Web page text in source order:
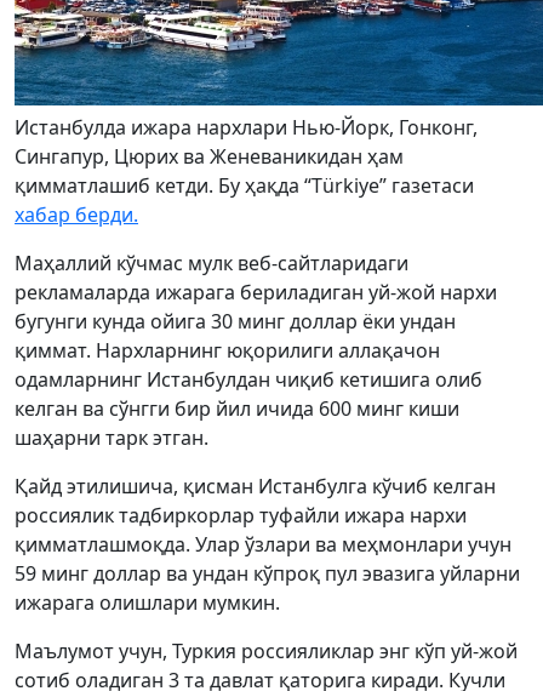
Истанбулда ижара нархлари Нью-Йорк, Гонконг,
Сингапур, Цюрих ва Женеваникидан ҳам
қимматлашиб кетди. Бу ҳақда “Тürkiyе” газетаси
хабар берди.
Маҳаллий кўчмас мулк веб-сайтларидаги
рекламаларда ижарага бериладиган уй-жой нархи
бугунги кунда ойига 30 минг доллар ёки ундан
қиммат. Нархларнинг юқорилиги аллақачон
одамларнинг Истанбулдан чиқиб кетишига олиб
келган ва сўнгги бир йил ичида 600 минг киши
шаҳарни тарк этган.
Қайд этилишича, қисман Истанбулга кўчиб келган
россиялик тадбиркорлар туфайли ижара нархи
қимматлашмоқда. Улар ўзлари ва меҳмонлари учун
59 минг доллар ва ундан кўпроқ пул эвазига уйларни
ижарага олишлари мумкин.
Маълумот учун, Туркия россияликлар энг кўп уй-жой
сотиб оладиган 3 та давлат қаторига киради. Кучли